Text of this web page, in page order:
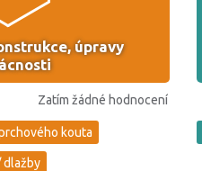
úpravy
Zatím žádné hodnocení
kouta
dlažby